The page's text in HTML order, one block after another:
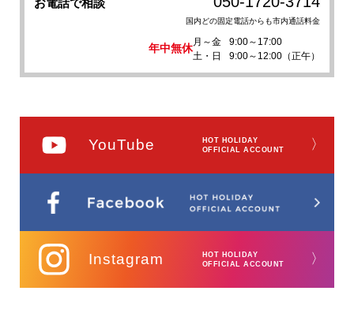
国内どの固定電話からも市内通話料金
年中無休
月～金
9:00～17:00
土・日
9:00～12:00（正午）
YouTube
HOT HOLIDAY
OFFICIAL ACCOUNT
〉
Instagram
HOT HOLIDAY
OFFICIAL ACCOUNT
〉